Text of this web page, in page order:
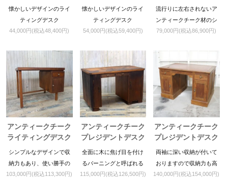
スク
懐かしいデザインのライ
ティングデスク
44,000円(税込48,400円)
スク
懐かしいデザインのライ
ティングデスク
54,000円(税込59,400円)
スク
流行りに左右されないア
ンティークチーク材のシ
ンプルなライティングデ
79,000円(税込86,900円)
アンティークチーク
ライティングデスク
シンプルなデザインで収
納力もあり、使い勝手の
良いデスクです。
103,000円(税込113,300円)
アンティークチーク
プレジデントデスク
全面に木に焦げ目を付け
るバーニングと呼ばれる
特殊な技法が施されてお
115,000円(税込126,500円)
アンティークチーク
プレジデントデスク
両袖に深い収納が付いて
おりますので収納力も高
く使い勝手抜群です。
140,000円(税込154,000円)